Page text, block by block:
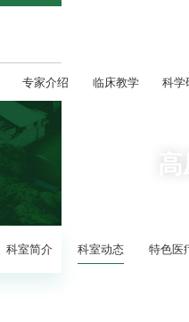
专家介绍 临床教学 科学
科室简介 科室动态 特色医